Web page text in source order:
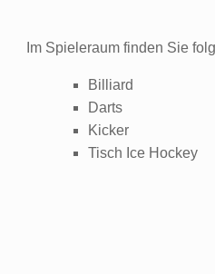
Im Spieleraum finden Sie
Billiard
Darts
Kicker
Tisch Ice Hockey